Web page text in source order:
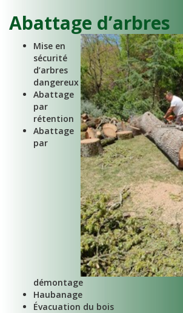
Abattage d’arbres
Mise en
sécurité
d’arbres
dangereux
Abattage
par
rétention
Abattage
par
démontage
Haubanage
Évacuation du bois